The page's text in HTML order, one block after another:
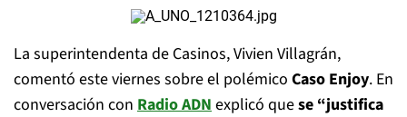
La superintendenta de Casinos, Vivien Villagrán,
comentó este viernes sobre el polémico Caso Enjoy. En
conversación con Radio ADNexplicó quese “justifica